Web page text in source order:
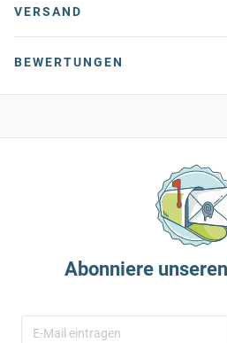
VERSAND
BEWERTUNGEN
Abonniere